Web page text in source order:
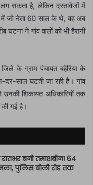
सकता है, लेकिन दस्तावेजों में
जो नेता 60 साल के थे, वह अब
ने गांव वालों को भी हैरानी
के ग्राम पंचायत बहेरिया के
दर-साल घटती जा रही है। गांव
शिकायत अधिकारियों तक
की गई है।
बनी तमाशबीन! 64
पुलिस बोली रोड तक